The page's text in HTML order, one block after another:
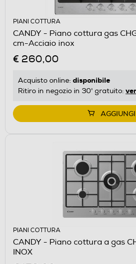
PIANI COTTURA
CANDY - Piano cottura gas
cm-Acciaio inox
€ 260,00
Acquisto online: disponibile
Ritiro in negozio in 30' gratuito:
AGGIUNGI
PIANI COTTURA
CANDY - Piano cottura a gas
INOX